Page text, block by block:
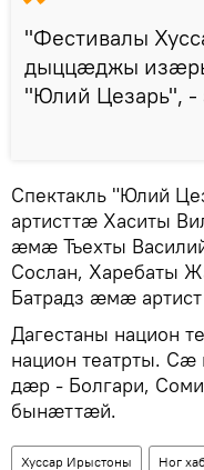
"Фестивалы
дыццӕджы
"Юлий Цезарь", -
Спектакль "Юлий
артисттӕ Хаситы
ӕмӕ Тъехты
Сослан, Харебаты
Батрадз ӕмӕ
Дагестаны национ
национ театрты.
дӕр - Болгари,
бынӕттӕй.
Хуссар Ирыстоны Ног